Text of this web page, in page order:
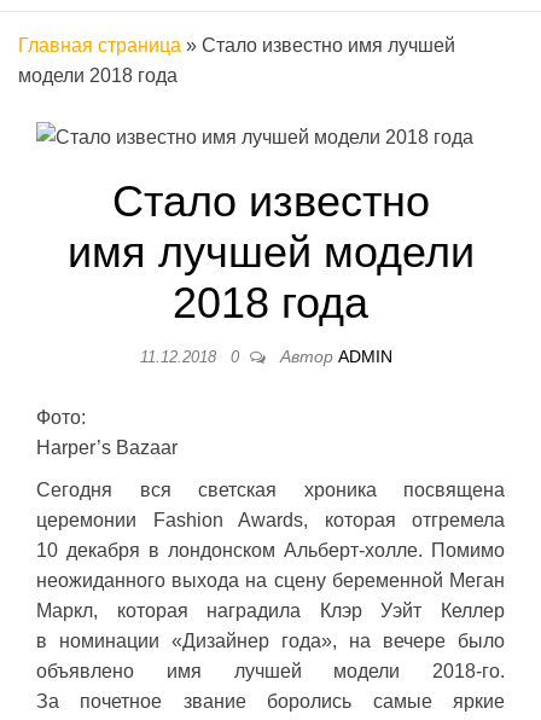
Главная страница » Стало известно имя лучшей
модели 2018 года
Стало известно
имя лучшей модели
2018 года
11.12.2018 0 Автор ADMIN
Фото:
Harper’s Bazaar
Сегодня вся светская хроника посвящена
церемонии Fashion Awards, которая отгремела
10 декабря в лондонском Альберт-холле. Помимо
неожиданного выхода на сцену беременной Меган
Маркл, которая наградила Клэр Уэйт Келлер
в номинации «Дизайнер года», на вечере было
объявлено имя лучшей модели 2018-го.
За почетное звание боролись самые яркие